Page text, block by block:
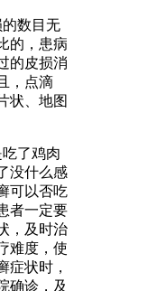
数目无
的，患病
的皮损消
，点滴
状、地图
了鸡肉
没什么感
可以否吃
者一定要
，及时治
难度，使
症状时，
确诊，及